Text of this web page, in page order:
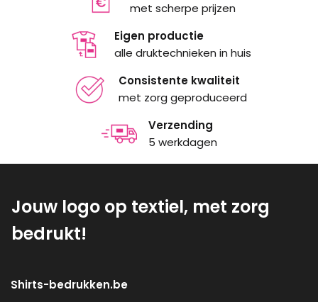
met scherpe prijzen
Eigen productie
alle druktechnieken in huis
Consistente kwaliteit
met zorg geproduceerd
Verzending
5 werkdagen
Jouw logo op textiel, met zorg
bedrukt!
Shirts-bedrukken.be